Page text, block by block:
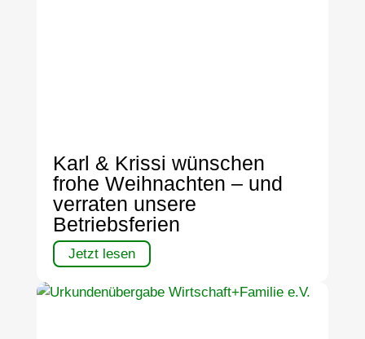
Karl & Krissi wünschen
frohe Weihnachten – und
verraten unsere
Betriebsferien
Jetzt lesen